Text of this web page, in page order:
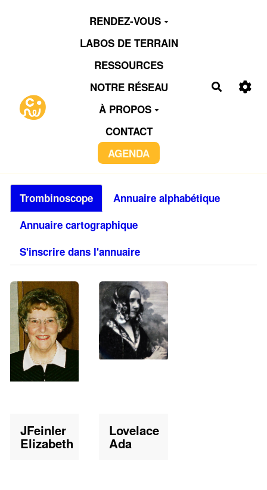
Aller au contenu principal
RENDEZ-VOUS
LABOS DE TERRAIN
RESSOURCES
NOTRE RÉSEAU
À PROPOS
CONTACT
AGENDA
Trombinoscope
Annuaire alphabétique
Annuaire cartographique
S'inscrire dans l'annuaire
JFeinler
Elizabeth
Lovelace
Ada